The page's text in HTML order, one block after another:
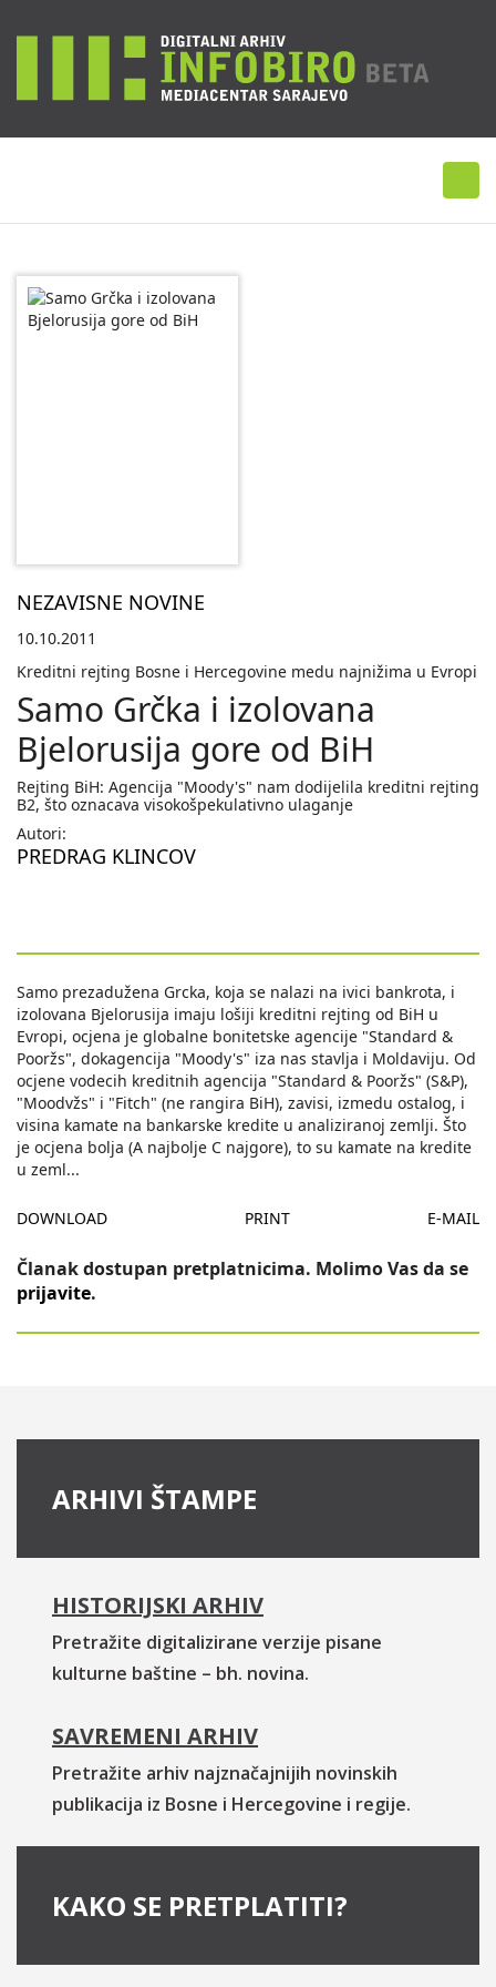
NEZAVISNE NOVINE
10.10.2011
Kreditni rejting Bosne i Hercegovine medu najnižima u Evropi
Samo Grčka i izolovana
Bjelorusija gore od BiH
Rejting BiH: Agencija "Moody's" nam dodijelila kreditni rejting
B2, što oznacava visokošpekulativno ulaganje
Autori:
PREDRAG KLINCOV
Samo prezadužena Grcka, koja se nalazi na ivici bankrota, i
izolovana Bjelorusija imaju lošiji kreditni rejting od BiH u
Evropi, ocjena je globalne bonitetske agencije "Standard &
Pooržs", dokagencija "Moody's" iza nas stavlja i Moldaviju. Od
ocjene vodecih kreditnih agencija "Standard & Pooržs" (S&P),
"Moodvžs" i "Fitch" (ne rangira BiH), zavisi, izmedu ostalog, i
visina kamate na bankarske kredite u analiziranoj zemlji. Što
je ocjena bolja (A najbolje C najgore), to su kamate na kredite
u zeml...
DOWNLOAD PRINT E-MAIL
Članak dostupan pretplatnicima. Molimo Vas da se
prijavite.
ARHIVI ŠTAMPE
HISTORIJSKI ARHIV
Pretražite digitalizirane verzije pisane
kulturne baštine – bh. novina.
SAVREMENI ARHIV
Pretražite arhiv najznačajnijih novinskih
publikacija iz Bosne i Hercegovine i regije.
KAKO SE PRETPLATITI?